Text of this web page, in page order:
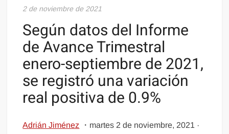
2 de noviembre de 2021
Según datos del Informe
de Avance Trimestral
enero-septiembre de 2021,
se registró una variación
real positiva de 0.9%
Adrián Jiménez ・ martes 2 de noviembre, 2021 ·